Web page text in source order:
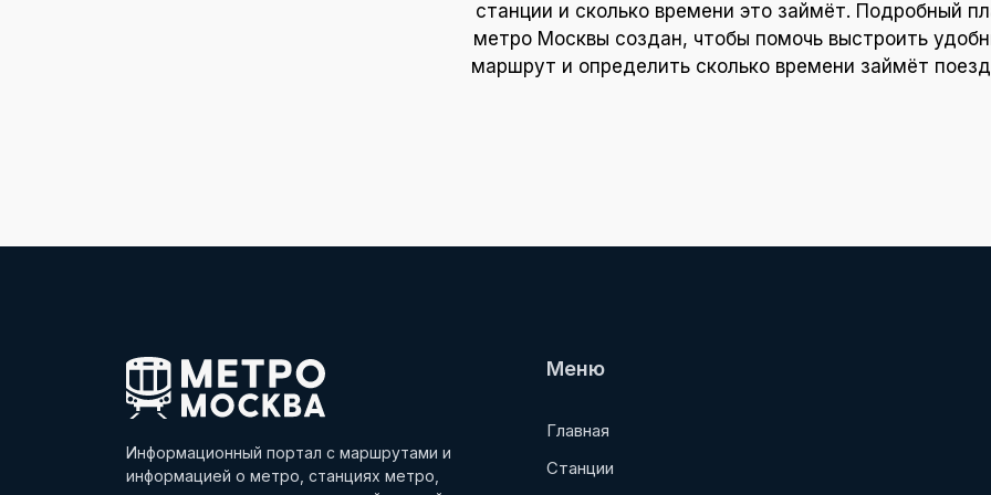
станции и сколько времени это займёт. Подробный
метро Москвы создан, чтобы помочь выстроить
маршрут и определить сколько времени займёт
Информационный портал с маршрутами и
информацией о метро, станциях метро,
Меню
Главная
Станции